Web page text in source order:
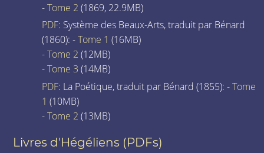
-Tome 2 (1869, 22.9MB)
PDF: Système des Beaux-Arts, traduit par Bénard
(1860): -Tome 1 (16MB)
-Tome 2 (12MB)
-Tome 3 (14MB)
PDF: La Poétique, traduit par Bénard (1855): -Tome
1 (10MB)
-Tome 2 (13MB)
Livres d'Hégéliens (PDFs)